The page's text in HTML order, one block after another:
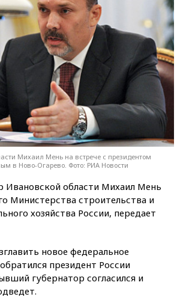
Михаил Мень на встрече с президентом
в Ново-Огарево. Фото: РИА Новости
Ивановской области Михаил Мень
Министерства строительства и
хозяйства России, передает
новое федеральное
президент России
губернатор согласился и